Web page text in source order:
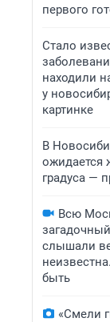
первого
Стало
находили
у
картинке
В
ожидается
градуса —
Всю
слышали
быть
«Смели